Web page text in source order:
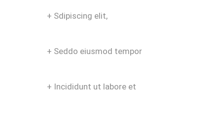
+ Sdipiscing elit,
+ Seddo eiusmod tempor
+ Incididunt ut labore et